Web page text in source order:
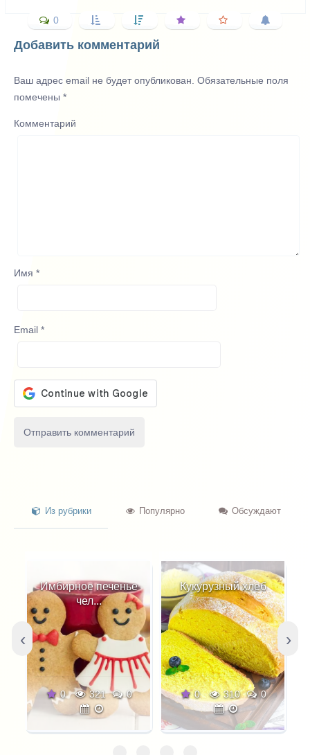
0
Добавить комментарий
Ваш адрес email не будет опубликован. Обязательные поля
помечены *
Комментарий
Имя *
Email *
Из рубрики Популярно Обсуждают
Имбирное печенье
чел...
0 321 0
Кукурузный хлеб
0 310 0
‹ ›